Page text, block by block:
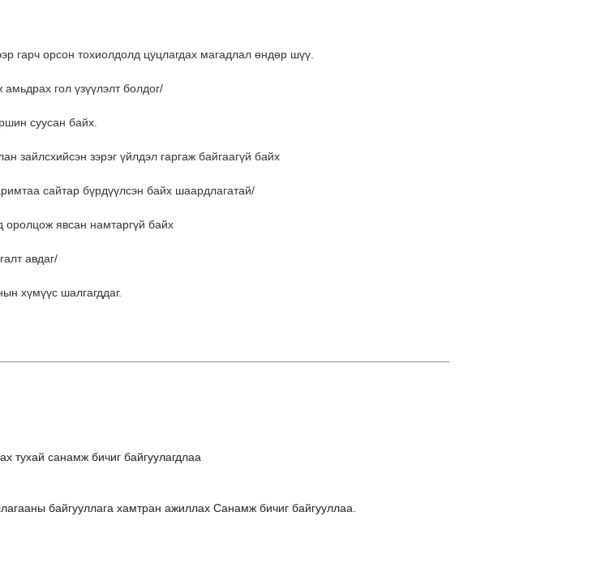
гарч орсон тохиолдолд цуцлагдах магадлал өндөр шүү.
гол үзүүлэлт болдог/
суусан байх.
зайлсхийсэн зэрэг үйлдэл гаргаж байгаагүй байх
сайтар бүрдүүлсэн байх шаардлагатай/
оролцож явсан намтаргүй байх
авдаг/
хүмүүс шалгагддаг.
тухай санамж бичиг байгуулагдлаа
байгууллага хамтран ажиллах Санамж бичиг байгууллаа.